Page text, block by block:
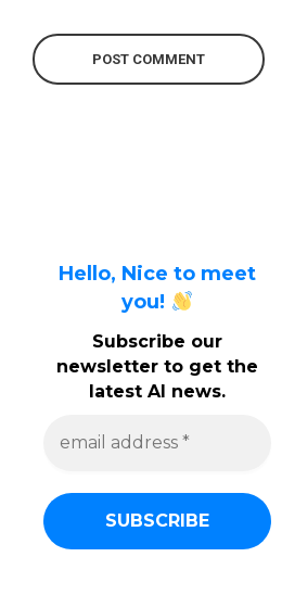
Hello, Nice to meet
you!
Subscribe our
newsletter to get the
latest AI news.
a
d